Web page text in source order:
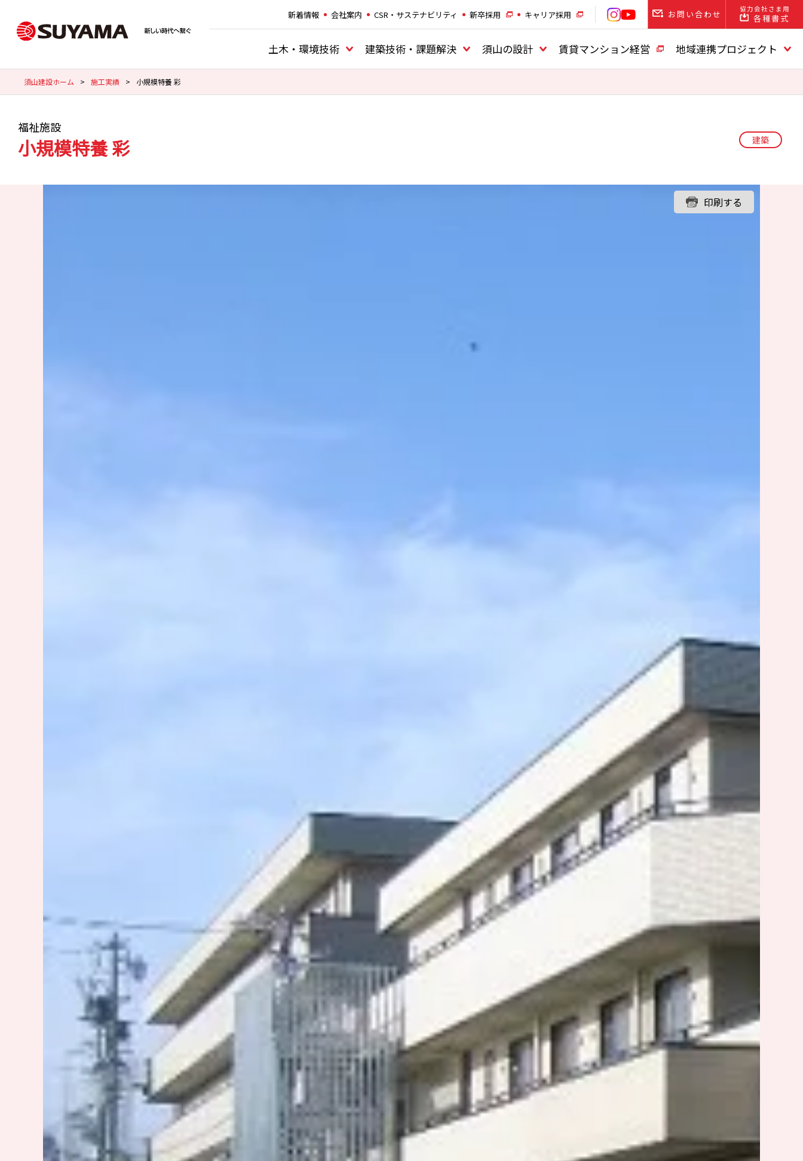
新着情報 会社案内 CSR・サステナビリティ 新卒採用 キャリア採用 お問い合わせ 協力会社さま用
各種書式
土木・環境技術 建築技術・課題解決 須山の設計 賃貸マンション経営 地域連携プロジェクト
須山建設ホーム > 施工実績 > 小規模特養 彩
福祉施設
小規模特養 彩 建築
印刷する